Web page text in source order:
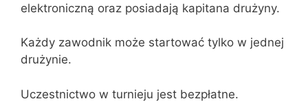
elektroniczną oraz posiadają kapitana drużyny.
Każdy zawodnik może startować tylko w jednej
drużynie.
Uczestnictwo w turnieju jest bezpłatne.